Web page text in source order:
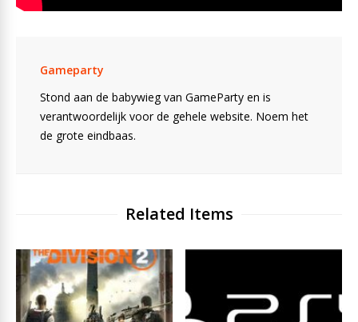
Gameparty
Stond aan de babywieg van GameParty en is
verantwoordelijk voor de gehele website. Noem het
de grote eindbaas.
Related Items